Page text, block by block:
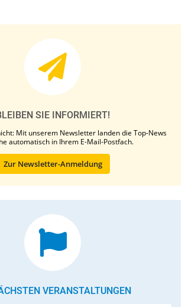
SIE INFORMIERT!
Mit unserem Newsletter landen die Top-News
automatisch in Ihrem E-Mail-Postfach.
Zur Newsletter-Anmeldung
VERANSTALTUNGEN